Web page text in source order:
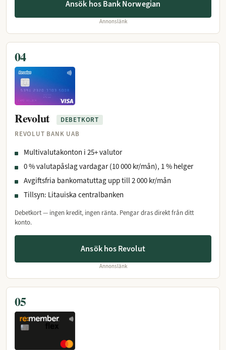
Ansök hos Bank Norwegian
Annonslänk
04
Revolut
DEBETKORT
REVOLUT BANK UAB
Multivalutakonton i 25+ valutor
0 % valutapåslag vardagar (10 000 kr/mån), 1 % helger
Avgiftsfria bankomatuttag upp till 2 000 kr/mån
Tillsyn: Litauiska centralbanken
Debetkort — ingen kredit, ingen ränta. Pengar dras direkt från ditt
konto.
Ansök hos Revolut
Annonslänk
05